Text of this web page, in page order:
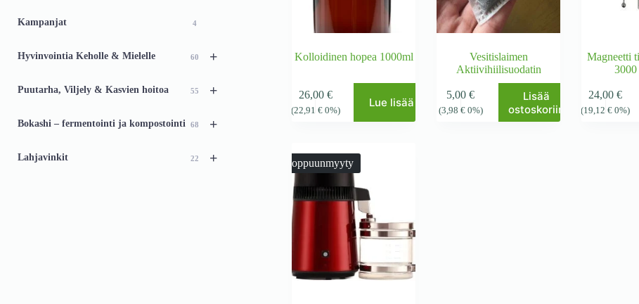
Kolloidinen hopea 1000ml
26,00 €
(22,91 €0%)
Lue lisää
Vesitislaimen
Aktiivihiilisuodatin
5,00€
(3,98 €0%)
Lisää
ostoskoriin
Magneetti
3000
24,00€
(19,12 € 0%)
Loppuunmyyty
Kampanjat 4
+
Hyvinvointia Keholle & Mielelle 60
+
Puutarha, Viljely & Kasvien hoitoa 55
+
Bokashi – fermentointi ja kompostointi 68
+
Lahjavinkit 22